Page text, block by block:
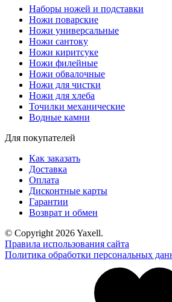
Наборы ножей и подставки
Ножи поварские
Ножи универсальные
Ножи сантоку
Ножи киритсуке
Ножи филейные
Ножи обвалочные
Ножи для чистки
Ножи для хлеба
Точилки механические
Водные камни
Для покупателей
Как заказать
Доставка
Оплата
Дисконтные карты
Гарантии
Возврат и обмен
© Copyright 2026 Yaxell.
Правила использования сайта
Политика обработки персональных